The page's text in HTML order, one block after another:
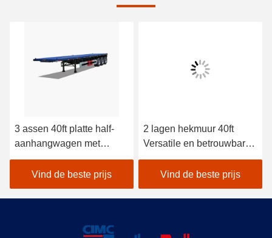
3 assen 40ft platte half-
aanhangwagen met
Fuwa-as 13t en
mechanische ophanging
voor efficiënt transport van
zware vracht
Vind de beste prijs
2 lagen hekmuur 40ft
Versatile en betrouwbare
drop Side Rail Wall
Flatbed Semi-trailer met
BPW As 12t en Air Bag
Spring Suspension
Vind de beste prijs